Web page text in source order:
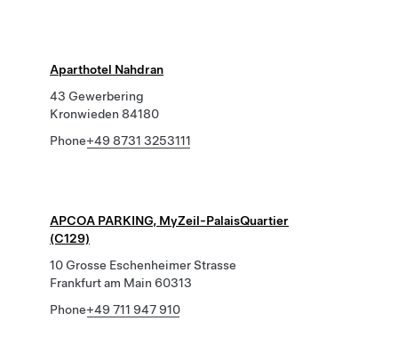
Aparthotel Nahdran
43 Gewerbering
Kronwieden 84180
Phone+49 8731 3253111
APCOA PARKING, MyZeil-PalaisQuartier
(C129)
10 Grosse Eschenheimer Strasse
Frankfurt am Main 60313
Phone+49 711 947 910